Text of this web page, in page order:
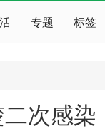
专题 标签
次感染